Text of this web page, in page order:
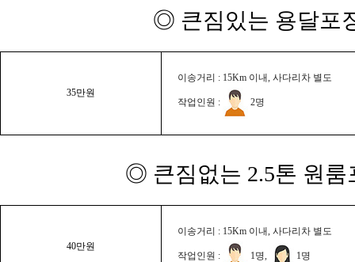
◎ 큰짐있는 용달포
35만원
이송거리 : 15Km 이내, 사다리차 별도
작업인원 : 2명
◎ 큰짐없는 2.5톤 원룸
40만원
이송거리 : 15Km 이내, 사다리차 별도
작업인원 : 1명, 1명